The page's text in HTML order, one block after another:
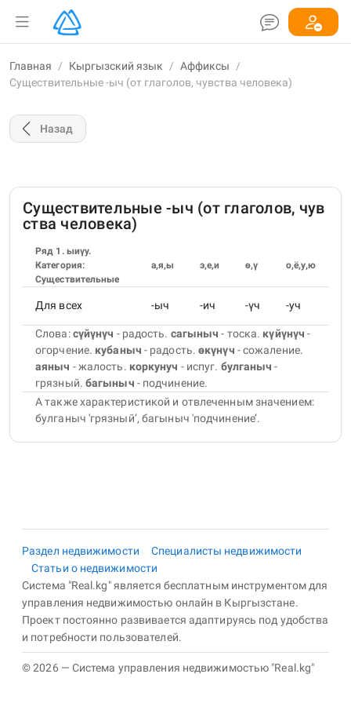
Главная / Кыргызский язык / Аффиксы
/
Существительные -ыч (от глаголов, чувства человека)
Назад
Существительные -ыч (от глаголов, чув
ства человека)
Ряд 1. ыиүу.
Категория:
Существительные
а,я,ы э,е,и ө,ү о,ё,у,ю
Для всех -ыч -ич -үч -уч
Слова:сүйүнүч - радость. сагыныч - тоска. күйүнүч -
огорчение. кубаныч - радость.өкүнүч - сожаление.
аяныч - жалость. коркунуч - испуг. булганыч -
грязный. багыныч - подчинение.
А также характеристикой и отвлеченным значением:
булганыч 'грязный’, багыныч 'подчинение’.
Раздел недвижимости
Специалисты недвижимости
Статьи о недвижимости
Система "Real.kg" является бесплатным инструментом для
управления недвижимостью онлайн в Кыргызстане.
Проект постоянно развивается адаптируясь под удобства
и потребности пользователей.
© 2026 — Система управления недвижимостью "Real.kg"